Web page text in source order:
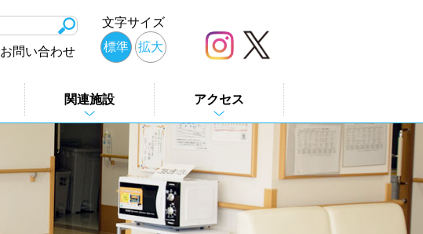
お問い合わせ
文字サイズ
標準
拡大
関連施設 アクセス